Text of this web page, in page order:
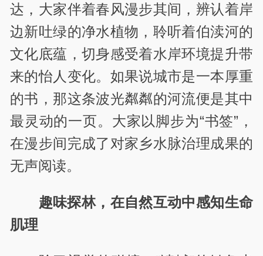
达，大家伴着春风漫步其间，辨认着岸
边新吐绿的净水植物，聆听着伯渎河的
文化底蕴，切身感受着水岸环境提升带
来的怡人变化。如果说城市是一本厚重
的书，那这条波光粼粼的河流便是其中
最灵动的一页。大家以脚步为“书签”，
在漫步间完成了对家乡水脉治理成果的
无声阅读。
趣味探林，在自然互动中感知生命
肌理